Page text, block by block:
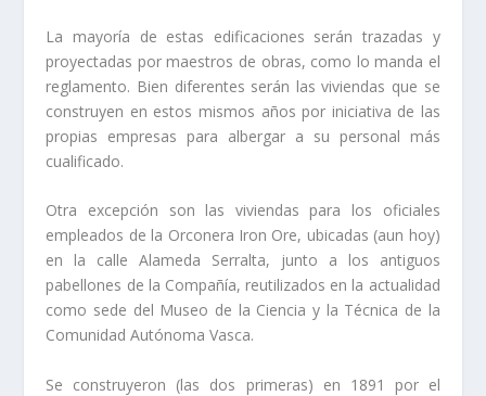
La mayorí­a de estas edificaciones serán trazadas y
proyectadas por maestros de obras, como lo manda el
reglamento. Bien diferentes serán las viviendas que se
construyen en estos mismos años por iniciativa de las
propias empresas para albergar a su personal más
cualificado.
Otra excepción son las viviendas para los oficiales
empleados de la Orconera Iron Ore, ubicadas (aun hoy)
en la calle Alameda Serralta, junto a los antiguos
pabellones de la Compañí­a, reutilizados en la actualidad
como sede del Museo de la Ciencia y la Técnica de la
Comunidad Autónoma Vasca.
Se construyeron (las dos primeras) en 1891 por el